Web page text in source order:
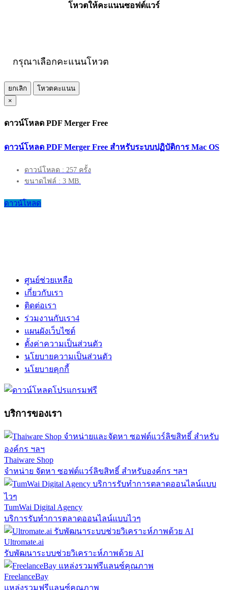
โหวตให้คะแนนซอฟต์แวร์
กรุณาเลือกคะแนนโหวต
ยกเลิก
โหวตคะแนน
×
ดาวน์โหลด PDF Merger Free
ดาวน์โหลด PDF Merger Free สำหรับระบบปฏิบัติการ Mac OS
ดาวน์โหลด : 257 ครั้ง
ขนาดไฟล์ : 3 MB.
ดาวน์โหลด
ศูนย์ช่วยเหลือ
เกี่ยวกับเรา
ติดต่อเรา
ร่วมงานกับเรา4
แผนผังเว็บไซต์
ตั้งค่าความเป็นส่วนตัว
นโยบายความเป็นส่วนตัว
นโยบายคุกกี้
บริการของเรา
Thaiware Shop
จำหน่าย จัดหา ซอฟต์แวร์ลิขสิทธิ์ สำหรับองค์กร ฯลฯ
TumWai Digital Agency
บริการรับทำการตลาดออนไลน์แบบไวๆ
Ultromate.ai
รับพัฒนาระบบช่วยวิเคราะห์ภาพด้วย AI
FreelanceBay
แหล่งรวมฟรีแลนซ์คุณภาพ